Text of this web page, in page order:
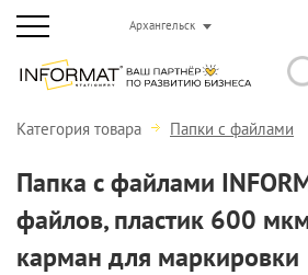
Архангельск
Категория товара Папки с файлами
Папка с файлами
файлов, пластик 600
карман для маркировки